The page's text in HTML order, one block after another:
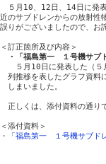
５月10、12日、14日に発
近のサブドレンからの放射性
誤りがございましたので、お
＜訂正箇所及び内容＞
・「福島第一　１号機サ
５月10日に発表した（５
列推移を表したグラフ資料
しまいました。
正しくは、添付資料の通りで
＜添付資料＞
・
「福島第一　１号機サブ
以